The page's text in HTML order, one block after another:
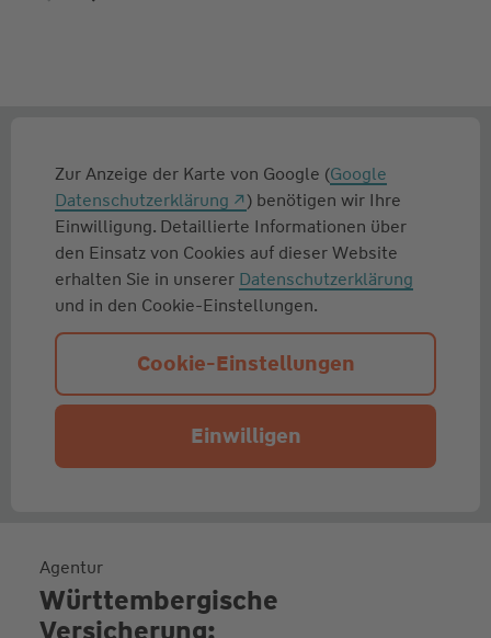
Zur Anzeige der Karte von Google (Google
Datenschutzerklärung
) benötigen wir Ihre
Einwilligung. Detaillierte Informationen über
den Einsatz von Cookies auf dieser Website
erhalten Sie in unserer Datenschutzerklärung
und in den Cookie-Einstellungen.
Cookie-Einstellungen
Einwilligen
Agentur
Württembergische